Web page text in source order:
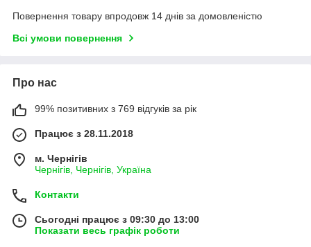
Повернення товару впродовж 14 днів за домовленістю
Всі умови повернення
Про нас
99% позитивних з 769 відгуків за рік
Працює з 28.11.2018
м. Чернігів
Чернігів, Чернігів, Україна
Контакти
Сьогодні працює з 09:30 до 13:00
Показати весь графік роботи